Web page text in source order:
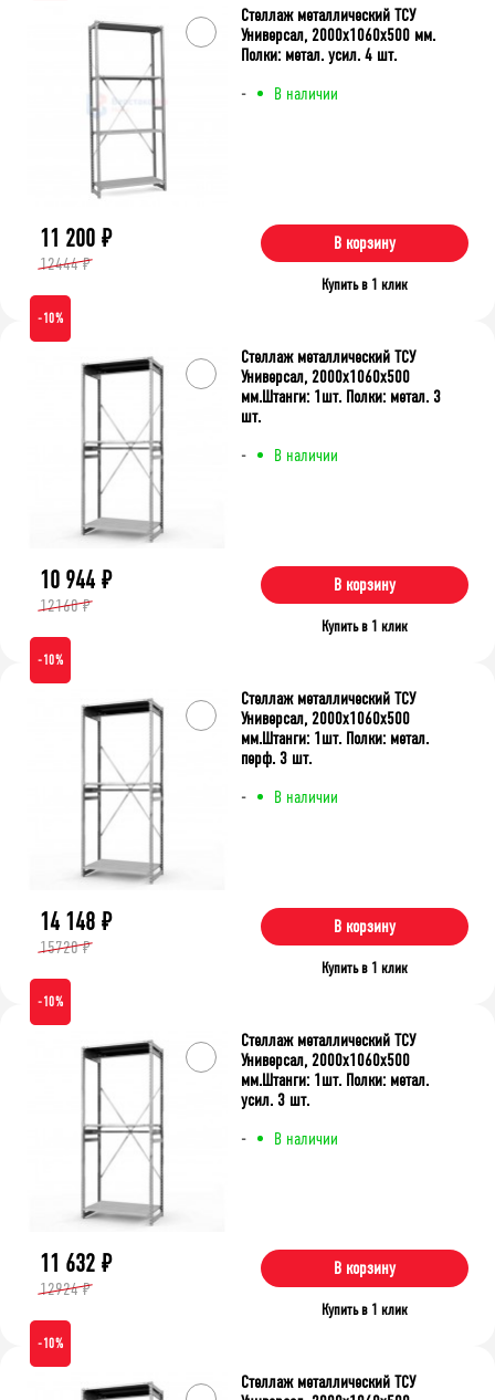
- В наличии
Стеллаж металлический ТСУ
Универсал, 2000x1060x500 мм.
Полки: метал. усил. 4 шт.
11 200 ₽
12444 ₽
В корзину
Купить в 1 клик
-10%
- В наличии
Стеллаж металлический ТСУ
Универсал, 2000x1060x500
мм.Штанги: 1шт. Полки: метал. 3
шт.
10 944 ₽
12160 ₽
В корзину
Купить в 1 клик
-10%
- В наличии
Стеллаж металлический ТСУ
Универсал, 2000x1060x500
мм.Штанги: 1шт. Полки: метал.
перф. 3 шт.
14 148 ₽
15720 ₽
В корзину
Купить в 1 клик
-10%
- В наличии
Стеллаж металлический ТСУ
Универсал, 2000x1060x500
мм.Штанги: 1шт. Полки: метал.
усил. 3 шт.
11 632 ₽
12924 ₽
В корзину
Купить в 1 клик
-10%
Стеллаж металлический ТСУ